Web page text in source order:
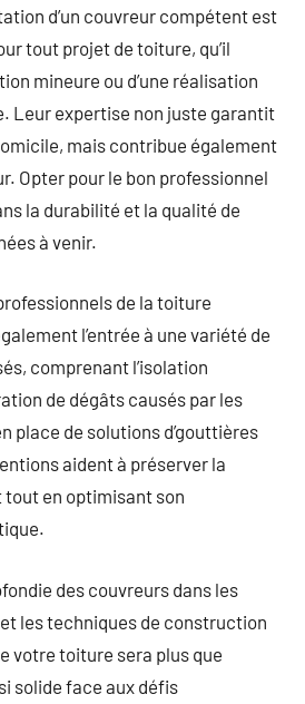
d’un couvreur compétent est
tout projet de toiture, qu’il
mineure ou d’une réalisation
Leur expertise non juste garantit
mais contribue également
Opter pour le bon professionnel
la durabilité et la qualité de
à venir.
de la toiture
l’entrée à une variété de
comprenant l’isolation
de dégâts causés par les
place de solutions d’gouttières
aident à préserver la
en optimisant son
des couvreurs dans les
les techniques de construction
votre toiture sera plus que
solide face aux défis